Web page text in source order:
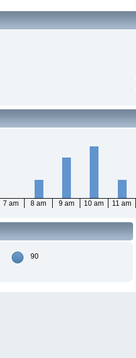
7 am 8 am 9 am 10 am 11 am
90